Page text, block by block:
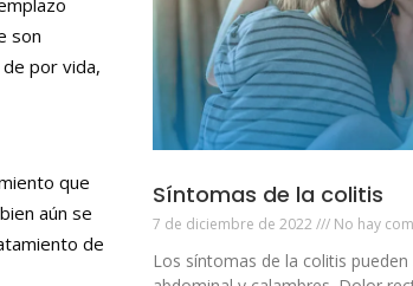
son
por vida,
que
aún se
de
Síntomas de la colitis
7 de diciembre de 2022 No hay
Los síntomas de la colitis